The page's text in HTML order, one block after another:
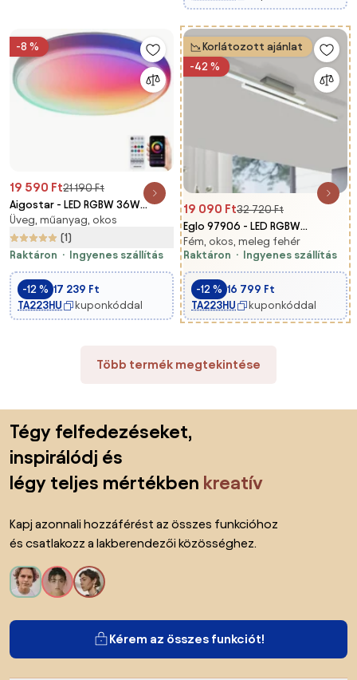
-8 %
19 590 Ft21 190 Ft
Aigostar - LED RGBW 36W
mennyezeti lámpa,
dimmelhető, DO-val
Üveg, műanyag, okos
(1)
Raktáron
Ingyenes szállítás
-12 % 17 239 Ft
TA223HU
kuponkóddal
Korlátozott ajánlat
-42 %
19 090 Ft32 720 Ft
Eglo 97906 - LED RGBW
dimmelhető felületre
szerelhető csillár FRAIOLI-C
LED/34W/230V
Fém, okos, meleg fehér
Raktáron
Ingyenes szállítás
-12 % 16 799 Ft
TA223HU
kuponkóddal
Több termék megtekintése
Tégy felfedezéseket,
inspirálódj és
légy teljes mértékben kreatív
Kapj azonnali hozzáférést az összes funkcióhoz
és csatlakozz a lakberendezői közösséghez.
Kérem az összes funkciót!